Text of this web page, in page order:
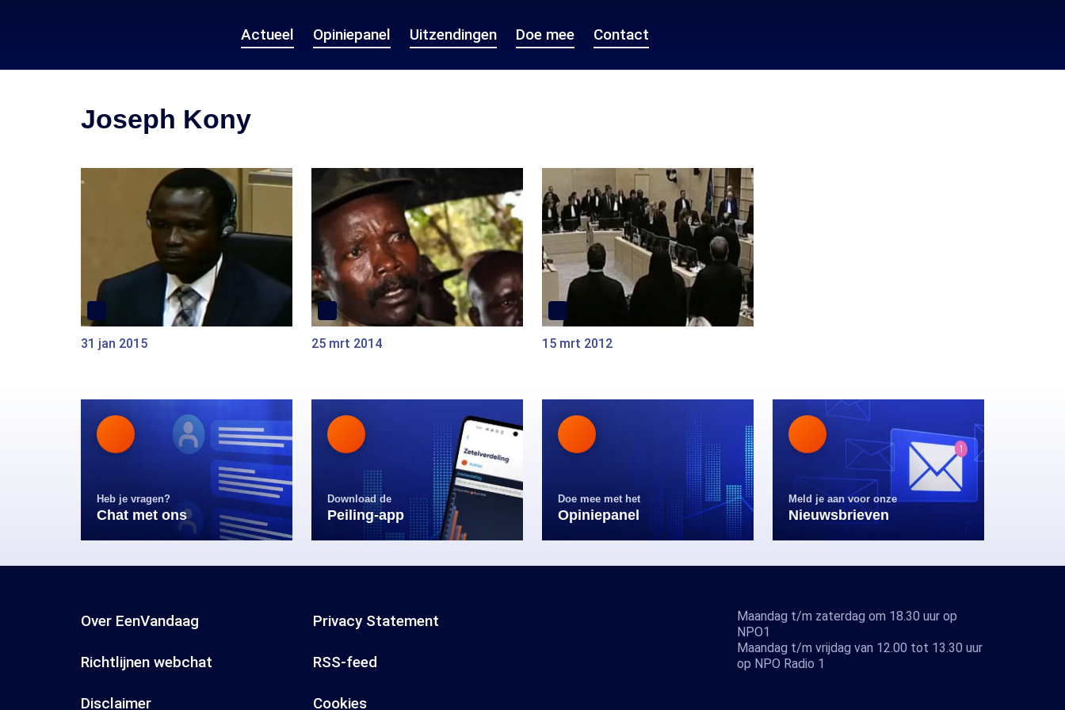
Actueel Opiniepanel Uitzendingen Doe mee Contact
Joseph Kony
31 jan 2015 25 mrt 2014 15 mrt 2012
Heb je vragen?
Chat met ons
Download de
Peiling-app
Doe mee met het
Opiniepanel
Meld je aan voor onze
Nieuwsbrieven
Over EenVandaag Privacy Statement
Richtlijnen webchat RSS-feed
Disclaimer Cookies
Maandag t/m zaterdag om 18.30 uur op
NPO1
Maandag t/m vrijdag van 12.00 tot 13.30 uur
op NPO Radio 1